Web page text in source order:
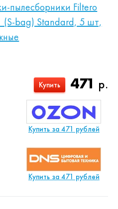
пылесборники Filtero
(S-bag) Standard, 5 шт,
471 р.
Купить
Купить за 471 рублей
Купить за 471 рублей